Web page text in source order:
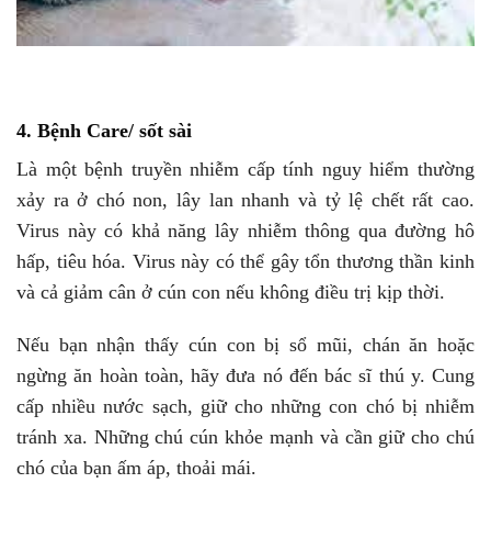
4. Bệnh Care/ sốt sài
Là một bệnh truyền nhiễm cấp tính nguy hiểm thường
xảy ra ở chó non, lây lan nhanh và tỷ lệ chết rất cao.
Virus này có khả năng lây nhiễm thông qua đường hô
hấp, tiêu hóa. Virus này có thể gây tổn thương thần kinh
và cả giảm cân ở cún con nếu không điều trị kịp thời.
Nếu bạn nhận thấy cún con bị sổ mũi, chán ăn hoặc
ngừng ăn hoàn toàn, hãy đưa nó đến bác sĩ thú y. Cung
cấp nhiều nước sạch, giữ cho những con chó bị nhiễm
tránh xa. Những chú cún khỏe mạnh và cần giữ cho chú
chó của bạn ấm áp, thoải mái.